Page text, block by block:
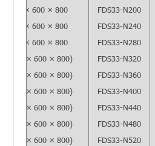
FDS33-N200
FDS33-N240
FDS33-N280
FDS33-N320
FDS33-N360
FDS33-N400
FDS33-N440
FDS33-N480
FDS33-N520
2200 × 600 × 800
2200 × 600 × 800
2200 × 600 × 800
2(2200 × 600 × 800)
2(2200 × 600 × 800)
2(2200 × 600 × 800)
2(2200 × 600 × 800)
2(2200 × 600 × 800)
2(2200 × 600 × 800)